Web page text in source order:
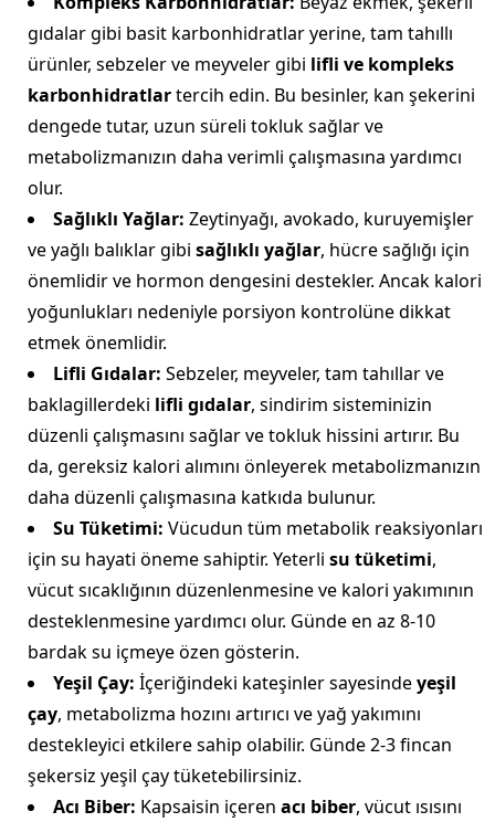
gıdalar gibi basit karbonhidratlar yerine, tam tahıllı
ürünler, sebzeler ve meyveler gibi lifli ve kompleks
karbonhidratlartercih edin. Bu besinler, kan şekerini
dengede tutar, uzun süreli tokluk sağlar ve
metabolizmanızın daha verimli çalışmasına yardımcı
olur.
Sağlıklı Yağlar: Zeytinyağı, avokado, kuruyemişler
ve yağlı balıklar gibi sağlıklı yağlar, hücre sağlığı için
önemlidir ve hormon dengesini destekler. Ancak kalori
yoğunlukları nedeniyle porsiyon kontrolüne dikkat
etmek önemlidir.
Lifli Gıdalar: Sebzeler, meyveler, tam tahıllar ve
baklagillerdeki lifli gıdalar, sindirim sisteminizin
düzenli çalışmasını sağlar ve tokluk hissini artırır. Bu
da, gereksiz kalori alımını önleyerek metabolizmanızın
daha düzenli çalışmasına katkıda bulunur.
Su Tüketimi: Vücudun tüm metabolik reaksiyonları
için su hayati öneme sahiptir. Yeterli su tüketimi,
vücut sıcaklığının düzenlenmesine ve kalori yakımının
desteklenmesine yardımcı olur. Günde en az 8-10
bardak su içmeye özen gösterin.
Yeşil Çay: İçeriğindeki kateşinler sayesindeyeşil
çay, metabolizma hozını artırıcı ve yağ yakımını
destekleyici etkilere sahip olabilir. Günde 2-3 fincan
şekersiz yeşil çay tüketebilirsiniz.
Acı Biber: Kapsaisin içeren acı biber, vücut ısısını